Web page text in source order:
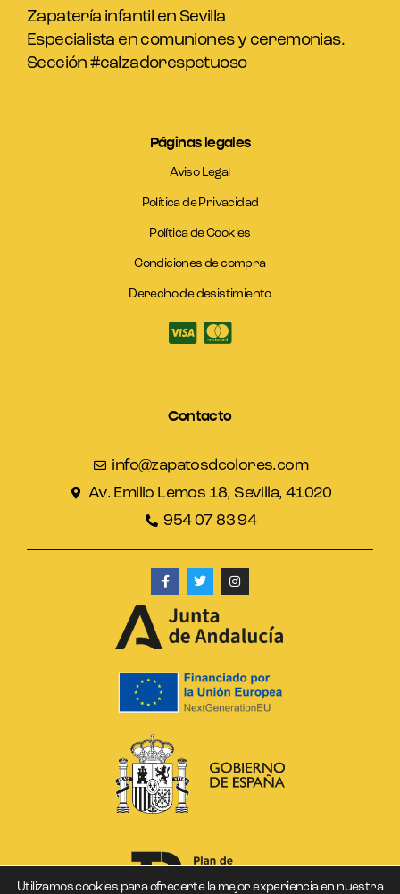
Zapatería infantil en Sevilla
Especialista en comuniones y ceremonias.
Sección #calzadorespetuoso
Páginas legales
Aviso Legal
Política de Privacidad
Política de Cookies
Condiciones de compra
Derecho de desistimiento
Contacto
info@zapatosdcolores.com
Av. Emilio Lemos 18, Sevilla, 41020
954 07 83 94
Utilizamos cookies para ofrecerte la mejor experiencia en nuestra